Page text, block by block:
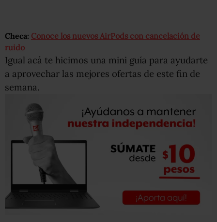
Checa: Conoce los nuevos AirPods con cancelación de
ruido
Igual acá te hicimos una mini guía para ayudarte
a aprovechar las mejores ofertas de este fin de
semana.